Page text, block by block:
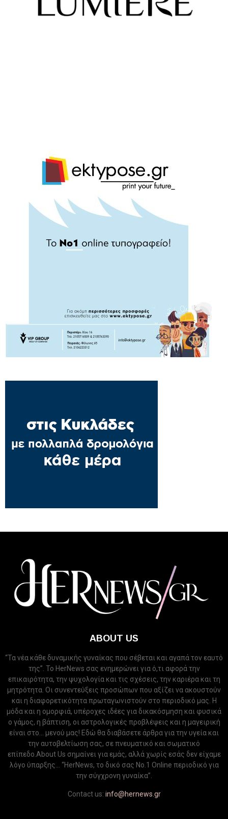
ABOUT US
“Τα νέα κάθε δυναμικής γυναίκας που σέβεται και αγαπά τον εαυτό
της”. Το HerNews σας ενημερώνει για ό,τι αφορά την
επικαιρότητα, την ψυχολογία και τις σχέσεις, την καριέρα και τη
μητρότητα. Οι συνεντεύξεις προσώπων που αξίζει να ακουστούν
και η διαφορετικότητα πρωταγωνιστούν στο περιοδικό μας. Η
μόδα και η ομορφιά, υπέροχες ιδέες για δικακόσμηση και φυσικά
ο γάμος, η βάπτιση, οι αστρολογικές προβλέψεις και η μαγειρική
είναι στο... μενού μας! Εδώ θα διαβάσετε άρθρα για την υγεία και
την αυτοβελτίωση σας, σε πνευματικό και σωματικό
επίπεδο.About Us σημαίνει για εμάς, αλλά χωρίς εσάς δεν είχαμε
λόγο ύπαρξης... “HerNews, το δικό σας Νo.1 Online περιοδικό για
την σύγχρονη γυναίκα”.
Contact us: info@hernews.gr